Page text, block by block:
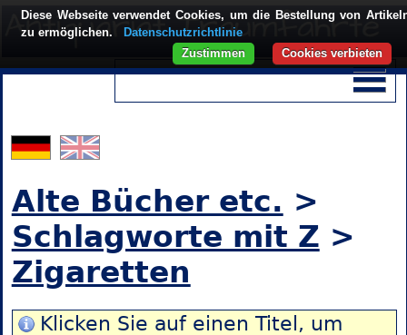
Alte Bücher etc. >
Schlagworte mit Z >
Zigaretten
Klicken Sie auf einen Titel, um
Diese Webseite verwendet Cookies, um die Bestellung von
zu ermöglichen.
Datenschutzrichtlinie
Cookies verbieten
Zustimmen